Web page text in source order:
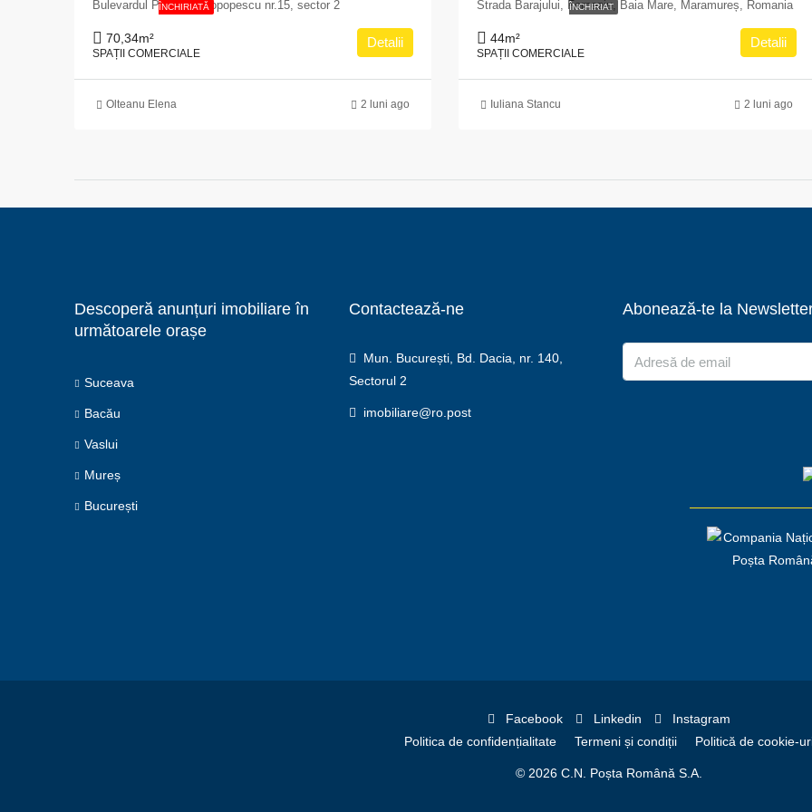
ÎNCHIRIATĂ
Bulevardul Pache Protopopescu nr.15, sector 2
70,34m²
SPAȚII COMERCIALE
Detalii
Olteanu Elena 2 luni ago
ÎNCHIRIAT
Strada Barajului, Ferneziu, Baia Mare, Maramureș, Romania
44m²
SPAȚII COMERCIALE
Detalii
Iuliana Stancu 2 luni ago
Descoperă anunțuri imobiliare în
următoarele orașe
Suceava
Bacău
Vaslui
Mureș
București
Contactează-ne
Mun. București, Bd. Dacia, nr. 140,
Sectorul 2
imobiliare@ro.post
Abonează-te la
Facebook Linkedin
Instagram
Politica de confidențialitate
Termeni și condiții Politică de cookie-
© 2026 C.N. Poșta Română S.A.